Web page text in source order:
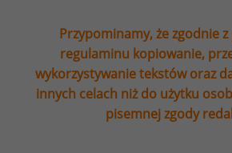
Przypominamy, że zgodnie z
regulaminu kopiowanie,
wykorzystywanie tekstów oraz
innych celach niż do użytku
pisemnej zgody